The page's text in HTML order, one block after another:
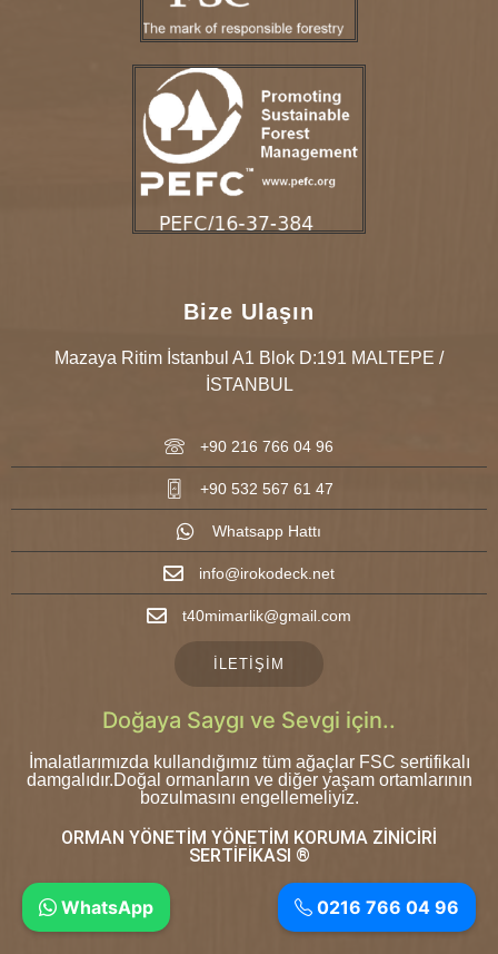
Bize Ulaşın
Mazaya Ritim İstanbul A1 Blok D:191 MALTEPE /
İSTANBUL
+90 216 766 04 96
+90 532 567 61 47
Whatsapp Hattı
info@irokodeck.net
t40mimarlik@gmail.com
İLETİŞİM
Doğaya Saygı ve Sevgi için..
İmalatlarımızda kullandığımız tüm ağaçlar FSC sertifikalı
damgalıdır.Doğal ormanların ve diğer yaşam ortamlarının
bozulmasını engellemeliyiz.
ORMAN YÖNETİM YÖNETİM KORUMA ZİNİCİRİ
SERTİFİKASI ®
0216 766 04 96
WhatsApp